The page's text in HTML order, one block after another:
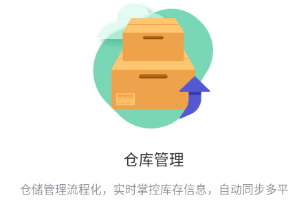
仓库管理
仓储管理流程化，实时掌控库存信息，自动同步多平